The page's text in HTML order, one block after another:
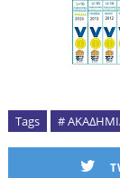
Tags #